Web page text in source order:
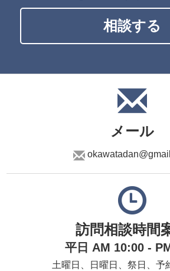
相談する
メール
訪問相談時間
平日 AM 10:00 -
土曜日、日曜日、祭日、予